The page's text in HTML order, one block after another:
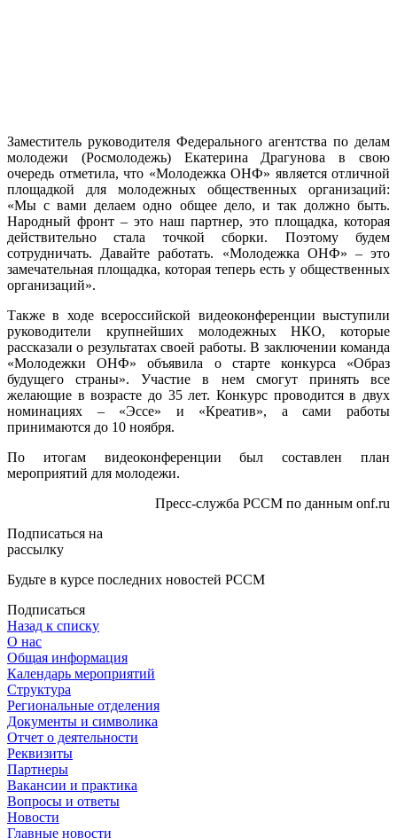
Заместитель руководителя Федерального агентства по делам
молодежи (Росмолодежь) Екатерина Драгунова в свою
очередь отметила, что «Молодежка ОНФ» является отличной
площадкой для молодежных общественных организаций:
«Мы с вами делаем одно общее дело, и так должно быть.
Народный фронт – это наш партнер, это площадка, которая
действительно стала точкой сборки. Поэтому будем
сотрудничать. Давайте работать. «Молодежка ОНФ» – это
замечательная площадка, которая теперь есть у общественных
организаций».
Также в ходе всероссийской видеоконференции выступили
руководители крупнейших молодежных НКО, которые
рассказали о результатах своей работы. В заключении команда
«Молодежки ОНФ» объявила о старте конкурса «Образ
будущего страны». Участие в нем смогут принять все
желающие в возрасте до 35 лет. Конкурс проводится в двух
номинациях – «Эссе» и «Креатив», а сами работы
принимаются до 10 ноября.
По итогам видеоконференции был составлен план
мероприятий для молодежи.
Пресс-служба РССМ по данным onf.ru
Подписаться на
рассылку
Будьте в курсе последних новостей РССМ
Подписаться
Назад к списку
О нас
Общая информация
Календарь мероприятий
Структура
Региональные отделения
Документы и символика
Отчет о деятельности
Реквизиты
Партнеры
Вакансии и практика
Вопросы и ответы
Новости
Главные новости